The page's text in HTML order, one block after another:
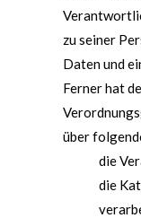
zu seiner
Daten und
Ferner hat
über
die
die